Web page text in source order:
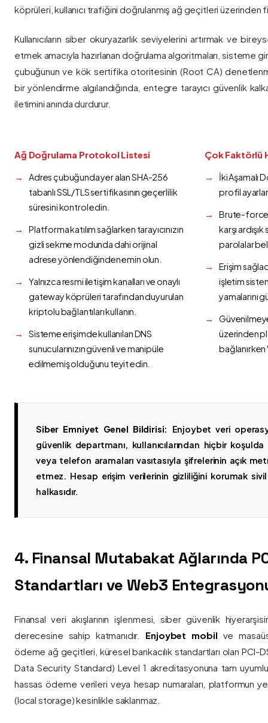
köprüleri, kullanıcı trafiğini doğrulanmış ağ geçitleri üzerinden
Kullanıcıların siber okuryazarlık seviyelerini artırmak ve
etmek amacıyla hazırlanan doğrulama algoritmaları, sisteme
çubuğunun ve kök sertifika otoritesinin (Root CA)
bir yönlendirme algılandığında, entegre tarayıcı güvenlik
iletimini anında durdurur.
Ağ Doğrulama Protokol Listesi
Adres çubuğunda yer alan SHA-256
tabanlı SSL/TLS sertifikasının geçerlilik
süresini kontrol edin.
Platforma katılım sağlarken tarayıcınızın
gizli sekme modunda dahi orijinal
adrese yönlendiğinden emin olun.
Yalnızca resmi iletişim kanalları ve onaylı
gateway köprüleri tarafından duyurulan
kriptolu bağlantıları kullanın.
Sisteme erişimde kullanılan DNS
sunucularınızın güvenli ve manipüle
edilmemiş olduğunu teyit edin.
Çok Faktörlü
İki Aşamalı
profil
Brute-force
karşı
parolalar
Erişim
işletim
yamalarını
üzerinden
bağlanırken
Siber Emniyet Genel Bildirisi:
Enjoybet veri
güvenlik departmanı, kullanıcılarından hiçbir
veya telefon aramaları vasıtasıyla şifrelerinin açık
etmez. Hesap erişim verilerinin gizliliğini korumak
halkasıdır.
4. Finansal Mutabakat Ağlarında
Standartları ve Web3
Finansal veri akışlarının işlenmesi, siber güvenlik
derecesine sahip katmanıdır. Enjoybet mobil ve
ödeme ağ geçitleri, küresel bankacılık standartları olan PCI-
Data Security Standard) Level 1 akreditasyonuna tam
hassas ödeme verileri veya hesap numaraları, platformun
(local storage) kesinlikle saklanmaz.